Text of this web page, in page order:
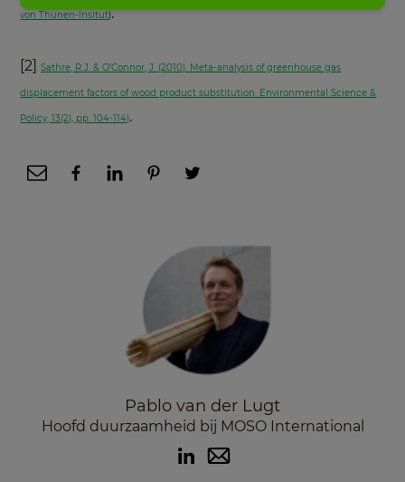
von Thünen-Insitut).
[2]Sathre, R.J. & O’Connor, J. (2010). Meta-analysis of greenhouse gas
displacement factors of wood product substitution. Environmental Science &
Policy, 13(2), pp. 104-114).
Pablo van der Lugt
Hoofd duurzaamheid bij MOSO International